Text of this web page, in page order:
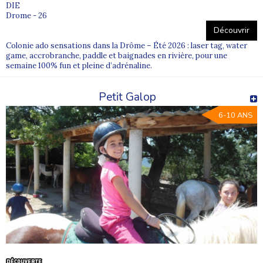
DIE
Drome - 26
Découvrir
Colonie ado sensations dans la Drôme – Été 2026 : laser tag, water
game, accrobranche, paddle et baignades en rivière, pour une
semaine 100% fun et pleine d’adrénaline.
Petit Galop
6-10 ANS